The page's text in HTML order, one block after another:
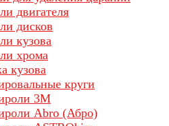
двигателя
дисков
кузова
хрома
кузова
круги
3М
Abro (Абро)